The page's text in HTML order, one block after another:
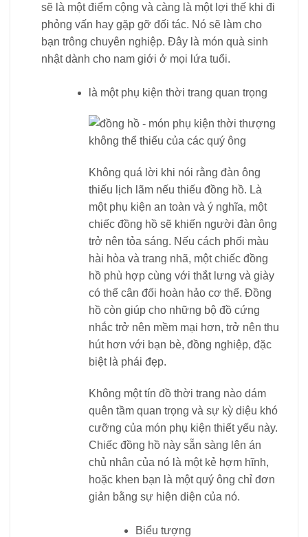
sẽ là một điểm cộng và càng là một lợi thế khi đi
phỏng vấn hay gặp gỡ đối tác. Nó sẽ làm cho
bạn trông chuyên nghiệp. Đây là món quà sinh
nhật dành cho nam giới ở mọi lứa tuổi.
là một phụ kiện thời trang quan trọng
Không quá lời khi nói rằng đàn ông
thiếu lịch lãm nếu thiếu đồng hồ. Là
một phụ kiện an toàn và ý nghĩa, một
chiếc đồng hồ sẽ khiến người đàn ông
trở nên tỏa sáng. Nếu cách phối màu
hài hòa và trang nhã, một chiếc đồng
hồ phù hợp cùng với thắt lưng và giày
có thể cân đối hoàn hảo cơ thể. Đồng
hồ còn giúp cho những bộ đồ cứng
nhắc trở nên mềm mại hơn, trở nên thu
hút hơn với bạn bè, đồng nghiệp, đặc
biệt là phái đẹp.
Không một tín đồ thời trang nào dám
quên tầm quan trọng và sự kỳ diệu khó
cưỡng của món phụ kiện thiết yếu này.
Chiếc đồng hồ này sẵn sàng lên án
chủ nhân của nó là một kẻ hợm hĩnh,
hoặc khen bạn là một quý ông chỉ đơn
giản bằng sự hiện diện của nó.
Biểu tượng